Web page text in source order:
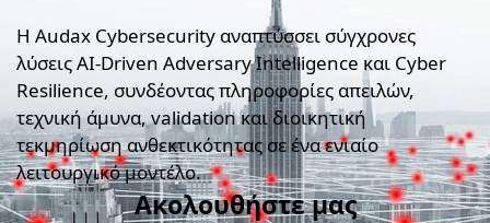
Η Audax Cybersecurity αναπτύσσει σύγχρονες
λύσεις AI-Driven Adversary Intelligence και Cyber
Resilience, συνδέοντας πληροφορίες απειλών,
τεχνική άμυνα, validation και διοικητική
τεκμηρίωση ανθεκτικότητας σε ένα ενιαίο
λειτουργικό μοντέλο.
Ακολουθήστε μας